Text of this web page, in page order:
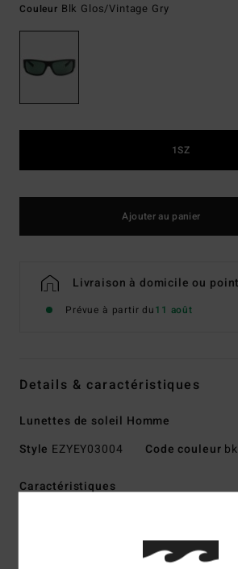
Couleur Blk Glos/vintage Gry
1SZ
Ajouter au panier
Livraison à domicile ou
Prévue à partir du11 août
Details & caractéristiques
Lunettes de soleil Homme
Style EZYEY03004 Code couleur
Caractéristiques
Monture injectée en grilamid
Charnières optiques italiennes